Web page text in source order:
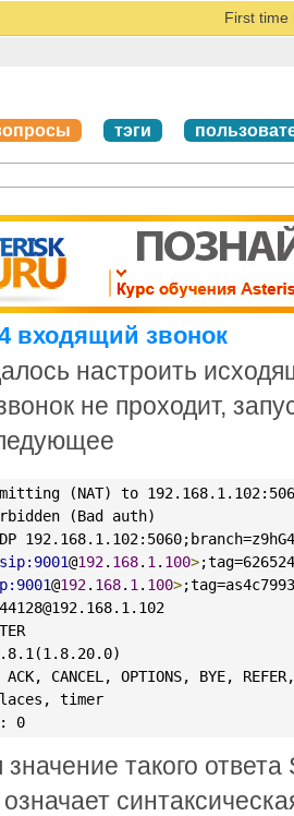
First time
тэги
входящий звонок
настроить
не проходит,
(NAT) to
(Bad auth)
sip:9001@192. 168. 1 . 100>
@192. 168. 1 . 100>
CANCEL, OPTIONS, BYE,
timer
0
такого